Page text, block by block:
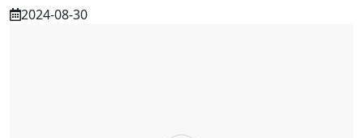
2024-08-30